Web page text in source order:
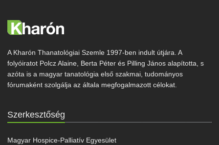
A Kharón Thanatológiai Szemle 1997-ben indult útjára. A
folyóiratot Polcz Alaine, Berta Péter és Pilling János alapította, s
azóta is a magyar tanatológia első szakmai, tudományos
fórumaként szolgálja az általa megfogalmazott célokat.
Szerkesztőség
Magyar Hospice-Palliatív Egyesület